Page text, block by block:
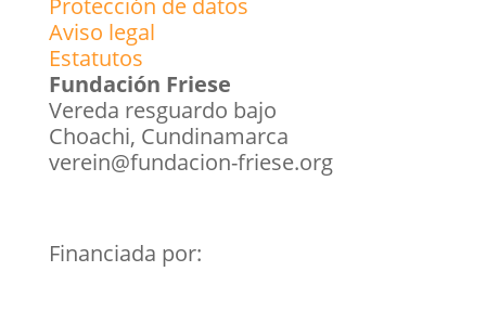
Protección de datos
Aviso legal
Estatutos
Fundación Friese
Vereda resguardo bajo
Choachi, Cundinamarca
verein@fundacion-friese.org
Financiada por: